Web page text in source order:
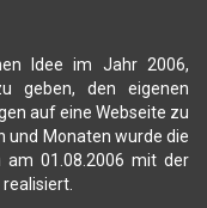
Idee im Jahr 2006,
geben, den eigenen
auf eine Webseite zu
und Monaten wurde die
am 01.08.2006 mit der